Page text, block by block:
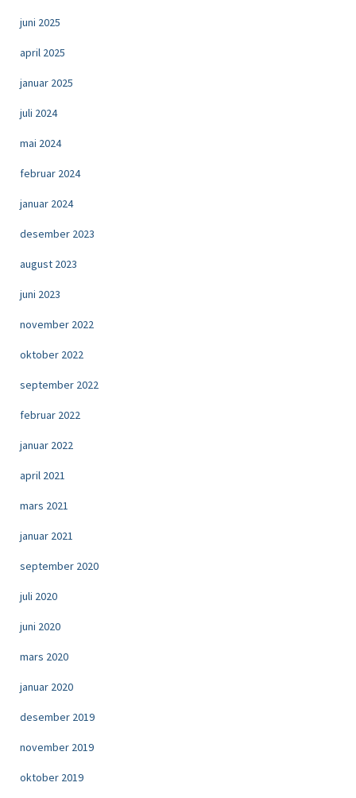
juni 2025
april 2025
januar 2025
juli 2024
mai 2024
februar 2024
januar 2024
desember 2023
august 2023
juni 2023
november 2022
oktober 2022
september 2022
februar 2022
januar 2022
april 2021
mars 2021
januar 2021
september 2020
juli 2020
juni 2020
mars 2020
januar 2020
desember 2019
november 2019
oktober 2019